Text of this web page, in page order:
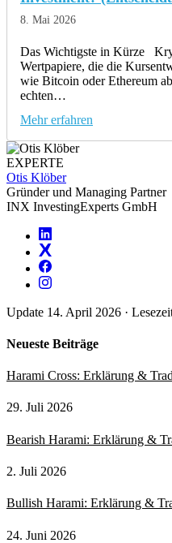
8. Mai 2026
Das Wichtigste in Kürze
Wertpapiere, die die
wie Bitcoin oder Ethereum
echten…
Mehr erfahren
EXPERTE
Otis Klöber
Gründer und Managing Partner
INX InvestingExperts GmbH
Update 14. April 2026 ·
Neueste Beiträge
Harami Cross: Erklärung &
29. Juli 2026
Bearish Harami: Erklärung &
2. Juli 2026
Bullish Harami: Erklärung &
24. Juni 2026